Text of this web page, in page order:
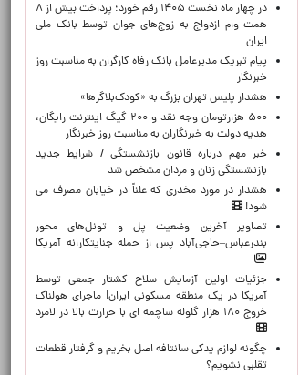
در چهار ماه نخست ۱۴۰۵ رقم خورد؛ پرداخت بیش از ۸
همت وام ازدواج به زوج‌های جوان توسط بانک ملی
ایران
پیام تبریک مدیرعامل بانک رفاه کارگران به مناسبت روز
خبرنگار
هشدار پلیس تهران بزرگ به «کودک‌بلاگرها»
۵۰۰ هزارتومان وجه نقد و ۲۰۰ گیگ اینترنت رایگان،
هدیه دولت به خبرنگاران به مناسبت روز خبرنگار
خبر مهم درباره قانون بازنشستگی / شرایط جدید
بازنشستگی زنان و مردان مشخص شد
هشدار در مورد مخدری که علناً در خیابان مصرف می
شود!
تصاویر آخرین وضعیت پل و تونل‌های محور
بندرعباس–حاجی‌آباد پس از حمله جنایتکارانه آمریکا
جزئیات اولین آزمایش سلاح کشتار جمعی توسط
آمریکا در یک منطقه مسکونی ایران| ماجرای هولناک
خروج ۱۸۰ هزار گلوله ساچمه ای با حرارت بالا در لامرد
چگونه لوازم یدکی سانتافه اصل بخریم و گرفتار قطعات
تقلبی نشویم؟